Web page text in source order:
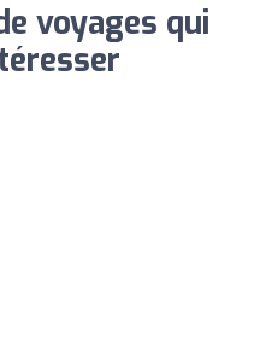
voyages qui